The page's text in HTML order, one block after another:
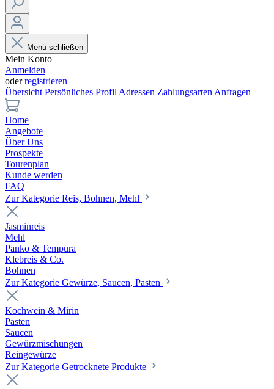
Menü schließen
Mein Konto
Anmelden
oderregistrieren
Übersicht Persönliches Profil Adressen Zahlungsarten Anfragen
Home
Angebote
Über Uns
Prospekte
Tourenplan
Kunde werden
FAQ
Zur Kategorie Reis, Bohnen, Mehl
Jasminreis
Mehl
Panko & Tempura
Klebreis & Co.
Bohnen
Zur Kategorie Gewürze, Saucen, Pasten
Kochwein & Mirin
Pasten
Saucen
Gewürzmischungen
Reingewürze
Zur Kategorie Getrocknete Produkte